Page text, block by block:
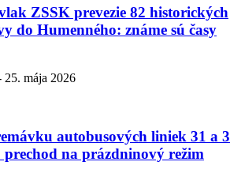
ZSSK prevezie 82 historických
do Humenného: známe sú časy
25. mája 2026
autobusových liniek 31 a
prechod na prázdninový režim